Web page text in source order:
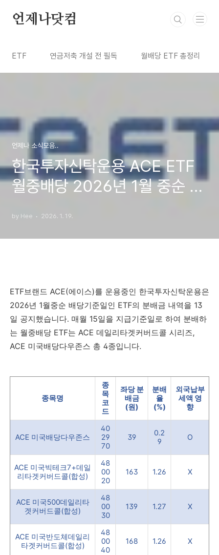
언제나닷컴
ETF 연금저축 개설 전 필독 월배당 ETF 총정리
언제나 소식모음..
한국투자신탁운용 ACE ETF
월중배당 2026년 1월 중순 분
by Hee 2026. 1. 19.
ETF브랜드 ACE(에이스)를 운용중인 한국투자신탁운용은
2026년 1월중순 배당기준일인 ETF의 분배금 내역을 13
일 공지했습니다. 매월 15일을 지급기준일로 하여 분배하
는 월중배당 ETF는 ACE 데일리타겟커버드콜 시리즈,
ACE 미국배당다우존스 총 4종입니다.
종목명
종
목
코
드
좌당 분
배금
(원)
분배
율
(%)
외국납부
세액 영
향
ACE 미국배당다우존스
40
29
70
39
0.2
9
O
ACE 미국빅테크7+데일
리타겟커버드콜(합성)
48
00
20
163 1.26 X
ACE 미국500데일리타
겟커버드콜(합성)
48
00
30
139 1.27 X
ACE 미국반도체데일리
타겟커버드콜(합성)
48
00
40
168 1.26 X